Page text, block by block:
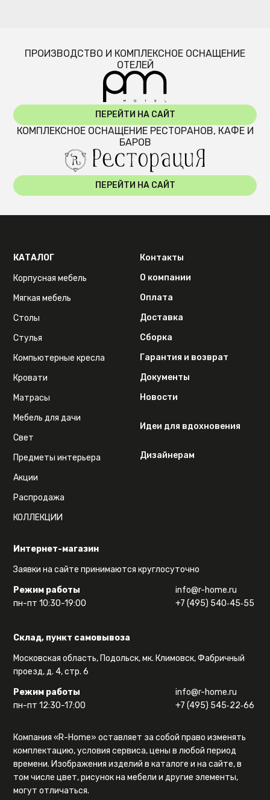
ПРОИЗВОДСТВО И КОМПЛЕКСНОЕ ОСНАЩЕНИЕ
ОТЕЛЕЙ
ПЕРЕЙТИ НА САЙТ
КОМПЛЕКСНОЕ ОСНАЩЕНИЕ РЕСТОРАНОВ, КАФЕ И
БАРОВ
ПЕРЕЙТИ НА САЙТ
Интернет-магазин
Заявки на сайте принимаются круглосуточно
Режим работы
пн-пт 10:30-19:00
info@r-home.ru
+7 (495) 540‑45‑55
Склад, пункт самовывоза
Московская область, Подольск, мк. Климовск, Фабричный
проезд, д. 4, стр. 6
Режим работы
пн-пт 12:30-17:00
info@r-home.ru
+7 (495) 545‑22‑66
КАТАЛОГ
Корпусная мебель
Мягкая мебель
Столы
Стулья
Компьютерные кресла
Кровати
Матрасы
Мебель для дачи
Свет
Предметы интерьера
Акции
Распродажа
КОЛЛЕКЦИИ
Контакты
О компании
Оплата
Доставка
Сборка
Гарантия и возврат
Документы
Новости
Идеи для вдохновения
Дизайнерам
Компания «R-Home» оставляет за собой право изменять
комплектацию, условия сервиса, цены в любой период
времени. Изображения изделий в каталоге и на сайте, в
том числе цвет, рисунок на мебели и другие элементы,
могут отличаться.